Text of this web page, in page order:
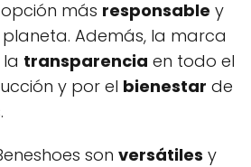
más responsable y
Además, la marca
transparencia en todo el
y por el bienestar de
son versátiles y